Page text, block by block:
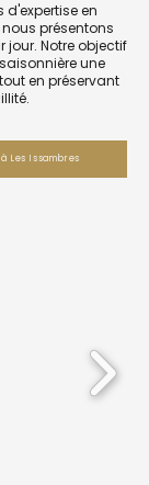
d'expertise en
présentons
jour. Notre objectif
une
en préservant
Les Issambres